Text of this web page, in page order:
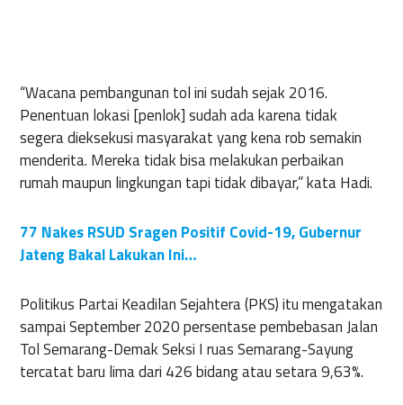
“Wacana pembangunan tol ini sudah sejak 2016.
Penentuan lokasi [penlok] sudah ada karena tidak
segera dieksekusi masyarakat yang kena rob semakin
menderita. Mereka tidak bisa melakukan perbaikan
rumah maupun lingkungan tapi tidak dibayar,” kata Hadi.
77 Nakes RSUD Sragen Positif Covid-19, Gubernur
Jateng Bakal Lakukan Ini…
Politikus Partai Keadilan Sejahtera (PKS) itu mengatakan
sampai September 2020 persentase pembebasan Jalan
Tol Semarang-Demak Seksi I ruas Semarang-Sayung
tercatat baru lima dari 426 bidang atau setara 9,63%.